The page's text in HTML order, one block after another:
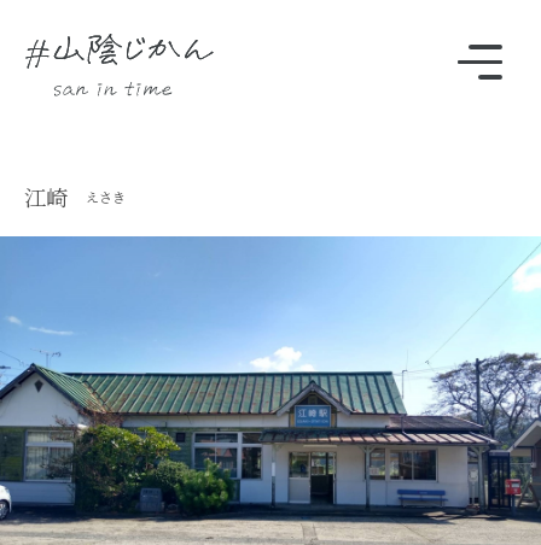
時刻表
TOP
江崎 えさき